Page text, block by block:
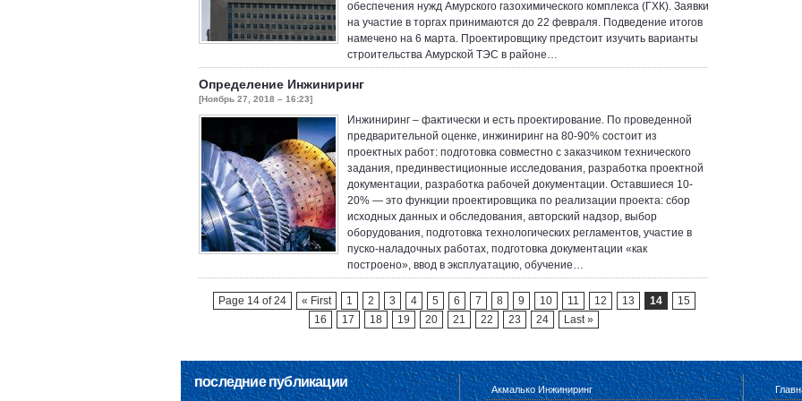
обеспечения нужд Амурского газохимического комплекса (ГХК). Заявки
на участие в торгах принимаются до 22 февраля. Подведение итогов
намечено на 6 марта. Проектировщику предстоит изучить варианты
строительства Амурской ТЭС в районе…
Определение Инжиниринг
[Ноябрь 27, 2018 – 16:23]
Инжиниринг – фактически и есть проектирование. По проведенной
предварительной оценке, инжиниринг на 80-90% состоит из
проектных работ: подготовка совместно с заказчиком технического
задания, прединвестиционные исследования, разработка проектной
документации, разработка рабочей документации. Оставшиеся 10-
20% — это функции проектировщика по реализации проекта: сбор
исходных данных и обследования, авторский надзор, выбор
оборудования, подготовка технологических регламентов, участие в
пуско-наладочных работах, подготовка документации «как
построено», ввод в эксплуатацию, обучение…
Page 14 of 24 « First 1 2 3 4 5 6 7 8 9 10 11 12 13 14
15
16
17 18 19 20 21 22 23 24 Last »
последние публикации Акмалько Инжиниринг